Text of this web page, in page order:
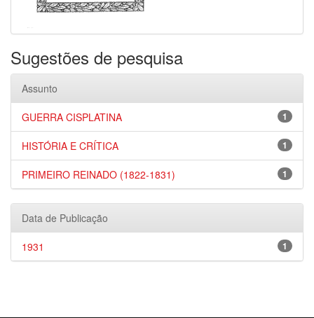
Sugestões de pesquisa
Assunto
1
GUERRA CISPLATINA
1
HISTÓRIA E CRÍTICA
1
PRIMEIRO REINADO (1822-1831)
Data de Publicação
1
1931